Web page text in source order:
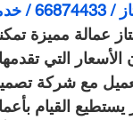
ساعة
عمالة مميزة
التي
مع شركة
القيام